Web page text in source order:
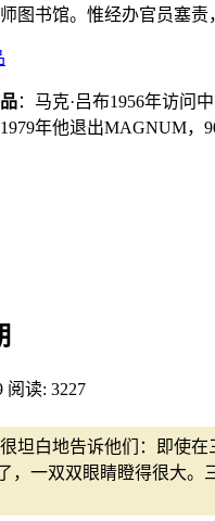
图书馆。惟经办官员塞责
：马克·吕布1956年访问
年他退出MAGNUM，
阅读: 3227
坦白地告诉他们：即使
，一双双眼睛瞪得很大